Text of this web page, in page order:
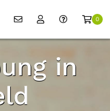
0
in